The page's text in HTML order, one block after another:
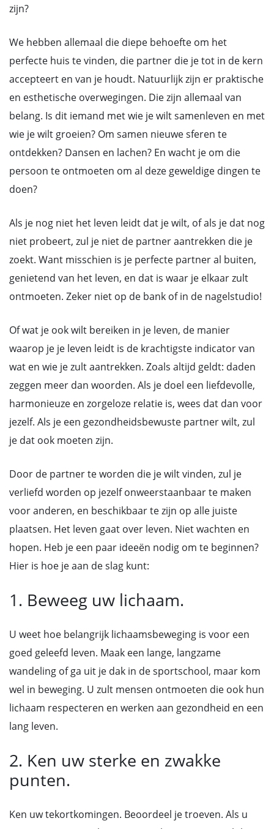
zijn?
We hebben allemaal die diepe behoefte om het
perfecte huis te vinden, die partner die je tot in de kern
accepteert en van je houdt. Natuurlijk zijn er praktische
en esthetische overwegingen. Die zijn allemaal van
belang. Is dit iemand met wie je wilt samenleven en met
wie je wilt groeien? Om samen nieuwe sferen te
ontdekken? Dansen en lachen? En wacht je om die
persoon te ontmoeten om al deze geweldige dingen te
doen?
Als je nog niet het leven leidt dat je wilt, of als je dat nog
niet probeert, zul je niet de partner aantrekken die je
zoekt. Want misschien is je perfecte partner al buiten,
genietend van het leven, en dat is waar je elkaar zult
ontmoeten. Zeker niet op de bank of in de nagelstudio!
Of wat je ook wilt bereiken in je leven, de manier
waarop je je leven leidt is de krachtigste indicator van
wat en wie je zult aantrekken. Zoals altijd geldt: daden
zeggen meer dan woorden. Als je doel een liefdevolle,
harmonieuze en zorgeloze relatie is, wees dat dan voor
jezelf. Als je een gezondheidsbewuste partner wilt, zul
je dat ook moeten zijn.
Door de partner te worden die je wilt vinden, zul je
verliefd worden op jezelf onweerstaanbaar te maken
voor anderen, en beschikbaar te zijn op alle juiste
plaatsen. Het leven gaat over leven. Niet wachten en
hopen. Heb je een paar ideeën nodig om te beginnen?
Hier is hoe je aan de slag kunt:
1. Beweeg uw lichaam.
U weet hoe belangrijk lichaamsbeweging is voor een
goed geleefd leven. Maak een lange, langzame
wandeling of ga uit je dak in de sportschool, maar kom
wel in beweging. U zult mensen ontmoeten die ook hun
lichaam respecteren en werken aan gezondheid en een
lang leven.
2. Ken uw sterke en zwakke
punten.
Ken uw tekortkomingen. Beoordeel je troeven. Als u